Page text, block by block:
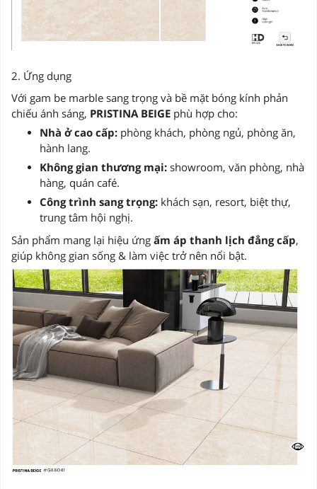
2. Ứng dụng
Với gam be marble sang trọng và bề mặt bóng kính phản
chiếu ánh sáng, PRISTINA BEIGE phù hợp cho:
Nhà ở cao cấp: phòng khách, phòng ngủ, phòng ăn,
hành lang.
Không gian thương mại: showroom, văn phòng, nhà
hàng, quán café.
Công trình sang trọng: khách sạn, resort, biệt thự,
trung tâm hội nghị.
Sản phẩm mang lại hiệu ứng ấm áp thanh lịch đẳng cấp,
giúp không gian sống & làm việc trở nên nổi bật.